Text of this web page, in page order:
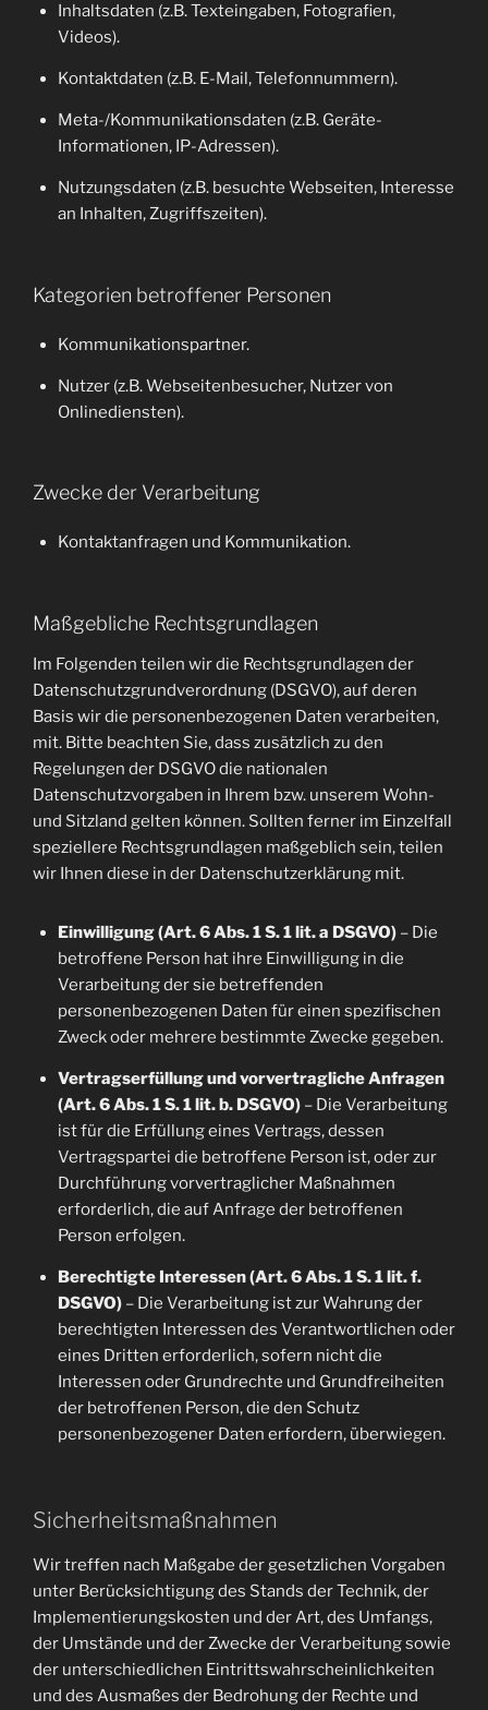
Inhaltsdaten (z.B. Texteingaben, Fotografien,
Videos).
Kontaktdaten (z.B. E-Mail, Telefonnummern).
Meta-/Kommunikationsdaten (z.B. Geräte-
Informationen, IP-Adressen).
Nutzungsdaten (z.B. besuchte Webseiten, Interesse
an Inhalten, Zugriffszeiten).
Kategorien betroffener Personen
Kommunikationspartner.
Nutzer (z.B. Webseitenbesucher, Nutzer von
Onlinediensten).
Zwecke der Verarbeitung
Kontaktanfragen und Kommunikation.
Maßgebliche Rechtsgrundlagen
Im Folgenden teilen wir die Rechtsgrundlagen der
Datenschutzgrundverordnung (DSGVO), auf deren
Basis wir die personenbezogenen Daten verarbeiten,
mit. Bitte beachten Sie, dass zusätzlich zu den
Regelungen der DSGVO die nationalen
Datenschutzvorgaben in Ihrem bzw. unserem Wohn-
und Sitzland gelten können. Sollten ferner im Einzelfall
speziellere Rechtsgrundlagen maßgeblich sein, teilen
wir Ihnen diese in der Datenschutzerklärung mit.
Einwilligung (Art. 6 Abs. 1 S. 1 lit. a DSGVO)– Die
betroffene Person hat ihre Einwilligung in die
Verarbeitung der sie betreffenden
personenbezogenen Daten für einen spezifischen
Zweck oder mehrere bestimmte Zwecke gegeben.
Vertragserfüllung und vorvertragliche Anfragen
(Art. 6 Abs. 1 S. 1 lit. b. DSGVO)– Die Verarbeitung
ist für die Erfüllung eines Vertrags, dessen
Vertragspartei die betroffene Person ist, oder zur
Durchführung vorvertraglicher Maßnahmen
erforderlich, die auf Anfrage der betroffenen
Person erfolgen.
Berechtigte Interessen (Art. 6 Abs. 1 S. 1 lit. f.
DSGVO)– Die Verarbeitung ist zur Wahrung der
berechtigten Interessen des Verantwortlichen oder
eines Dritten erforderlich, sofern nicht die
Interessen oder Grundrechte und Grundfreiheiten
der betroffenen Person, die den Schutz
personenbezogener Daten erfordern, überwiegen.
Sicherheitsmaßnahmen
Wir treffen nach Maßgabe der gesetzlichen Vorgaben
unter Berücksichtigung des Stands der Technik, der
Implementierungskosten und der Art, des Umfangs,
der Umstände und der Zwecke der Verarbeitung sowie
der unterschiedlichen Eintrittswahrscheinlichkeiten
und des Ausmaßes der Bedrohung der Rechte und